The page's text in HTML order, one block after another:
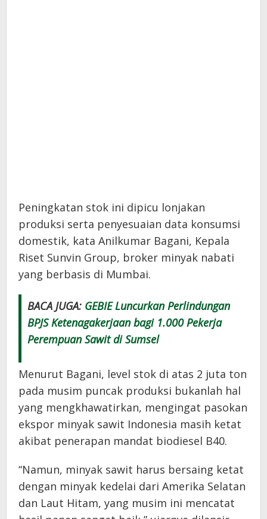
Peningkatan stok ini dipicu lonjakan
produksi serta penyesuaian data konsumsi
domestik, kata Anilkumar Bagani, Kepala
Riset Sunvin Group, broker minyak nabati
yang berbasis di Mumbai.
BACA JUGA: GEBIE Luncurkan Perlindungan
BPJS Ketenagakerjaan bagi 1.000 Pekerja
Perempuan Sawit di Sumsel
Menurut Bagani, level stok di atas 2 juta ton
pada musim puncak produksi bukanlah hal
yang mengkhawatirkan, mengingat pasokan
ekspor minyak sawit Indonesia masih ketat
akibat penerapan mandat biodiesel B40.
“Namun, minyak sawit harus bersaing ketat
dengan minyak kedelai dari Amerika Selatan
dan Laut Hitam, yang musim ini mencatat